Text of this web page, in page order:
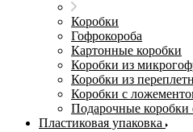
Коробки
Гофрокороба
Картонные коробки
Коробки из
Коробки из
Коробки с
Подарочные коробки
Пластиковая упаковка